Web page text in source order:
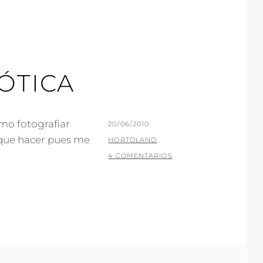
fotografiar
hacer pues me
PUBLICADO
EL
20/06/2010
POR
HORTOLANO
4 COMENTARIOS